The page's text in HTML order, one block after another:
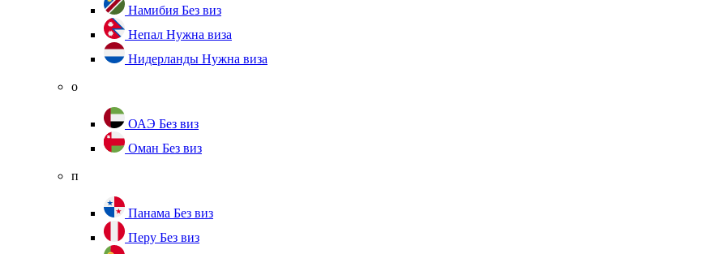
Намибия Без виз
Непал Нужна виза
Нидерланды Нужна виза
о
ОАЭ Без виз
Оман Без виз
п
Панама Без виз
Перу Без виз